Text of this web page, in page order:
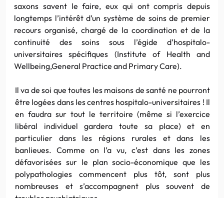
saxons savent le faire, eux qui ont compris depuis
longtemps l’intérêt d’un système de soins de premier
recours organisé, chargé de la coordination et de la
continuité des soins sous l’égide d’hospitalo-
universitaires spécifiques (Institute of Health and
Wellbeing,General Practice and Primary Care).
Il va de soi que toutes les maisons de santé ne pourront
être logées dans les centres hospitalo-universitaires ! Il
en faudra sur tout le territoire (même si l’exercice
libéral individuel gardera toute sa place) et en
particulier dans les régions rurales et dans les
banlieues. Comme on l’a vu, c’est dans les zones
défavorisées sur le plan socio-économique que les
polypathologies commencent plus tôt, sont plus
nombreuses et s’accompagnent plus souvent de